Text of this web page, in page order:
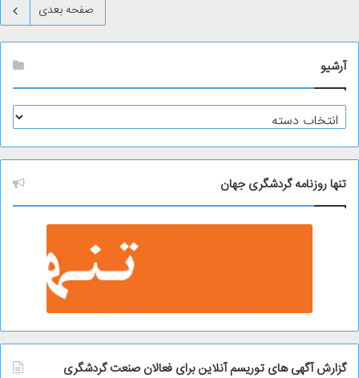
صفحه بعدی
آرشیو
ر
ش
ی
و
تنها روزنامه گردشگری جهان
گزارش آگهی های توریسم آنلاین برای فعالان صنعت گردشگری